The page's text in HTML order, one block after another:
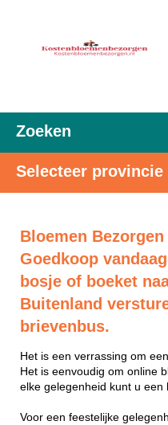
Zoeken
Selecteer provincie
Bloemen Bezorgen
Goedkoop
bosje of boeket
Buitenland
brievenbus.
Het is een verrassing om
Het is eenvoudig om online
elke gelegenheid kunt u een
Voor een feestelijke